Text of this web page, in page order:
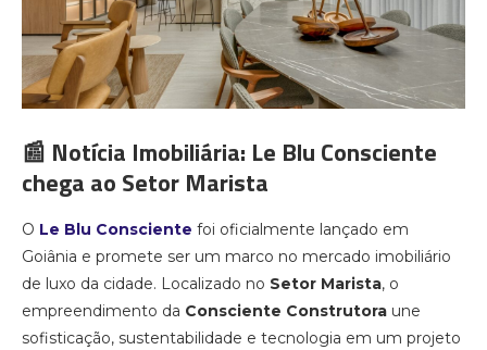
📰 Notícia Imobiliária: Le Blu Consciente
chega ao Setor Marista
O Le Blu Consciente foi oficialmente lançado em
Goiânia e promete ser um marco no mercado imobiliário
de luxo da cidade. Localizado no Setor Marista, o
empreendimento da Consciente Construtora une
sofisticação, sustentabilidade e tecnologia em um projeto